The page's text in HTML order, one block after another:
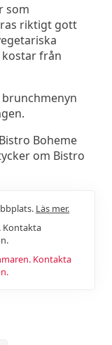
som
riktigt gott
från
Boheme
om Bistro
Läs mer.
Kontakta
Kontakta